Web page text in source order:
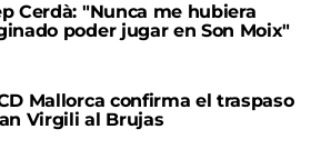
Cerdà: "Nunca me hubiera
poder jugar en Son Moix"
Mallorca confirma el traspaso
Virgili al Brujas